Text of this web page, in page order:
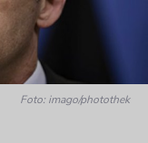
Foto: imago/photothek